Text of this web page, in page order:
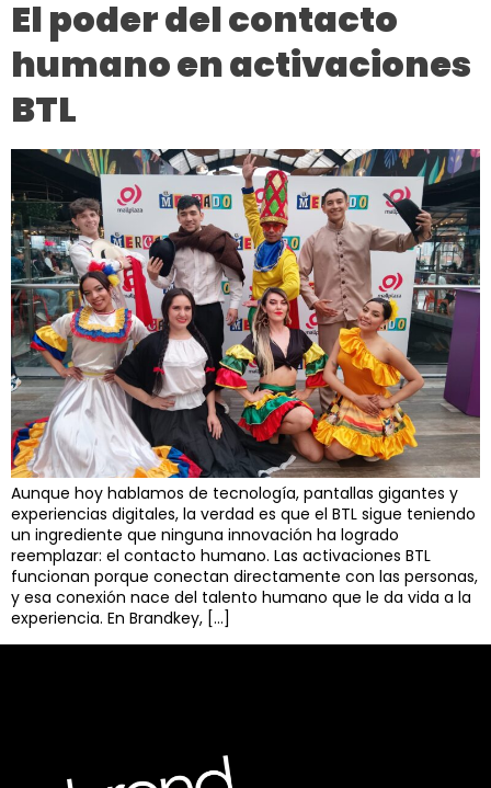
El poder del contacto
humano en activaciones
BTL
Aunque hoy hablamos de tecnología, pantallas gigantes y
experiencias digitales, la verdad es que el BTL sigue teniendo
un ingrediente que ninguna innovación ha logrado
reemplazar: el contacto humano. Las activaciones BTL
funcionan porque conectan directamente con las personas,
y esa conexión nace del talento humano que le da vida a la
experiencia. En Brandkey, […]